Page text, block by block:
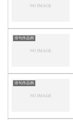
俳句作品例
俳句作品例